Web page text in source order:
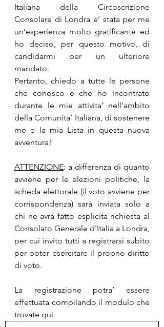
Italiana della Circoscrizione
Consolare di Londra e’ stata per me
un’esperienza molto gratificante ed
ho deciso, per questo motivo, di
candidarmi per un ulteriore
mandato.
Pertanto, chiedo a tutte le persone
che conosco e che ho incontrato
durante le mie attivita’ nell’ambito
della Comunita’ Italiana, di sostenere
me e la mia Lista in questa nuova
avventura!
ATTENZIONE: a differenza di quanto
avviene per le elezioni politiche, la
scheda elettorale (il voto avviene per
corrispondenza) sarà inviata solo a
chi ne avrà fatto esplicita richiesta al
Consolato Generale d'Italia a Londra,
per cui invito tutti a registrarsi subito
per poter esercitare il proprio diritto
di voto.
La registrazione potra’ essere
effettuata compilando il modulo che
trovate qui